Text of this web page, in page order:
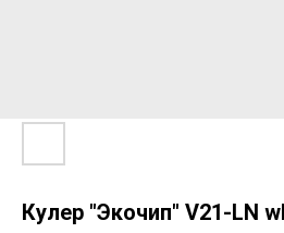
Кулер "Экочип" V21-LN